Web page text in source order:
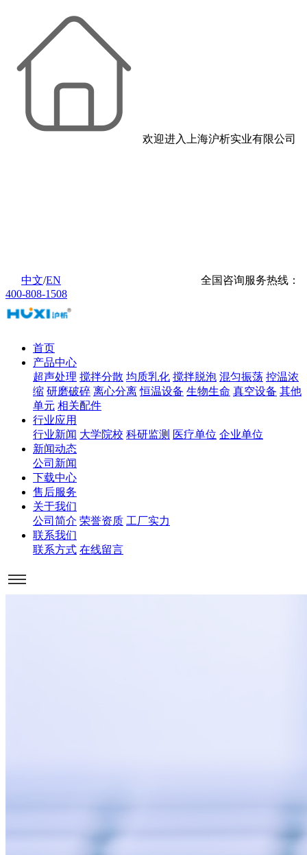
欢迎进入上海沪析实业有限公司
中文/EN
全国咨询服务热线：
400-808-1508
首页
产品中心
超声处理 搅拌分散 均质乳化 搅拌脱泡 混匀振荡 控温浓
缩 研磨破碎 离心分离 恒温设备 生物生命 真空设备 其他
单元 相关配件
行业应用
行业新闻 大学院校 科研监测 医疗单位 企业单位
新闻动态
公司新闻
下载中心
售后服务
关于我们
公司简介 荣誉资质 工厂实力
联系我们
联系方式 在线留言